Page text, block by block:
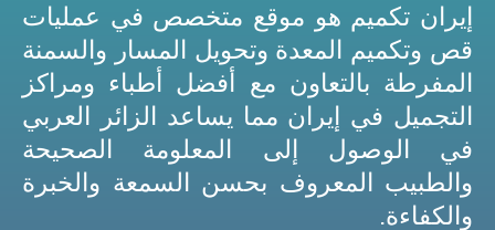
إيران تكميم هو موقع متخصص في عمليات
قص وتكميم المعدة وتحويل المسار والسمنة
المفرطة بالتعاون مع أفضل أطباء ومراكز
التجميل في إيران مما يساعد الزائر العربي
في الوصول إلى المعلومة الصحيحة
والطبيب المعروف بحسن السمعة والخبرة
والكفاءة.